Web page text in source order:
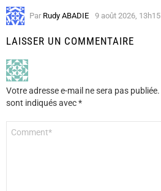
Par Rudy ABADIE 9 août 2026, 13h15
LAISSER UN COMMENTAIRE
Votre adresse e-mail ne sera pas publiée.
sont indiqués avec*